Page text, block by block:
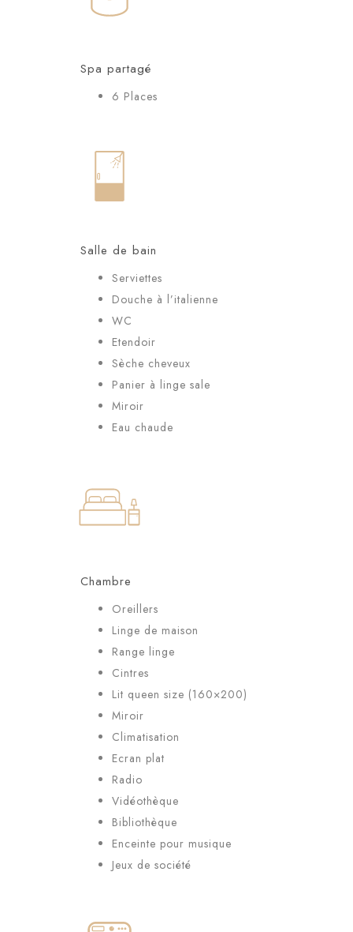
Spa partagé
6 Places
Salle de bain
Serviettes
Douche à l’italienne
WC
Etendoir
Sèche cheveux
Panier à linge sale
Miroir
Eau chaude
Chambre
Oreillers
Linge de maison
Range linge
Cintres
Lit queen size (160×200)
Miroir
Climatisation
Ecran plat
Radio
Vidéothèque
Bibliothèque
Enceinte pour musique
Jeux de société